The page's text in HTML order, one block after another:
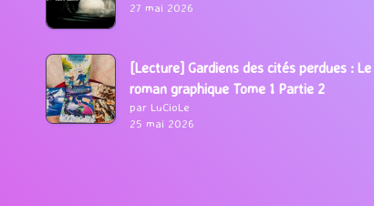
27 mai 2026
[Lecture] Gardiens des cités perdues : Le
roman graphique Tome 1 Partie 2
par LuCioLe
25 mai 2026